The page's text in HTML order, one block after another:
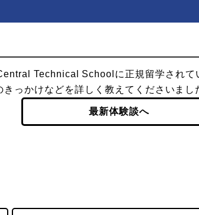
Technical Schoolに正規留学されて
っかけなどを詳しく教えてくださいまし
最新体験談へ